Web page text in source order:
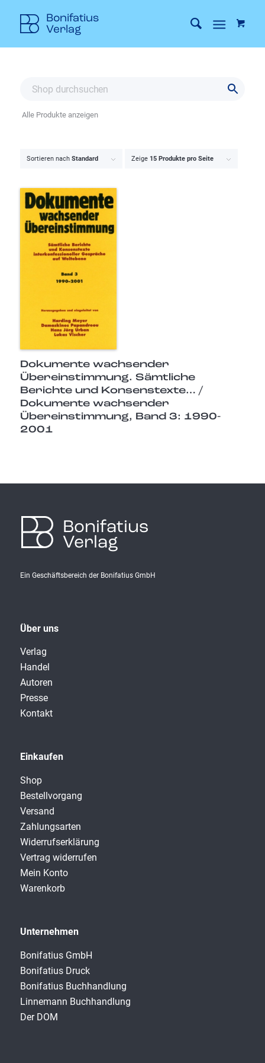
Sortieren nach Standard Zeige 15 Produkte pro Seite
Dokumente wachsender
Übereinstimmung. Sämtliche
Berichte und Konsenstexte… /
Dokumente wachsender
Übereinstimmung, Band 3: 1990-
2001
Alle Produkte anzeigen
Bonifatius
Verlag
Ein Geschäftsbereich der Bonifatius GmbH
Über uns
Verlag
Handel
Autoren
Presse
Kontakt
Einkaufen
Shop
Bestellvorgang
Versand
Zahlungsarten
Widerrufserklärung
Vertrag widerrufen
Mein Konto
Warenkorb
Unternehmen
Bonifatius GmbH
Bonifatius Druck
Bonifatius Buchhandlung
Linnemann Buchhandlung
Der DOM